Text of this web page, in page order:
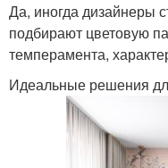
Да, иногда дизайнеры
подбирают цветовую
темперамента,
Идеальные решения